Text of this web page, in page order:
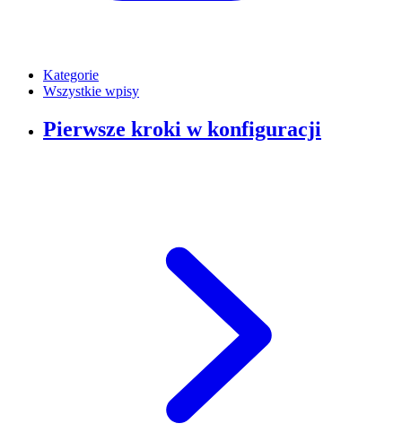
Kategorie
Wszystkie wpisy
Pierwsze kroki w konfiguracji